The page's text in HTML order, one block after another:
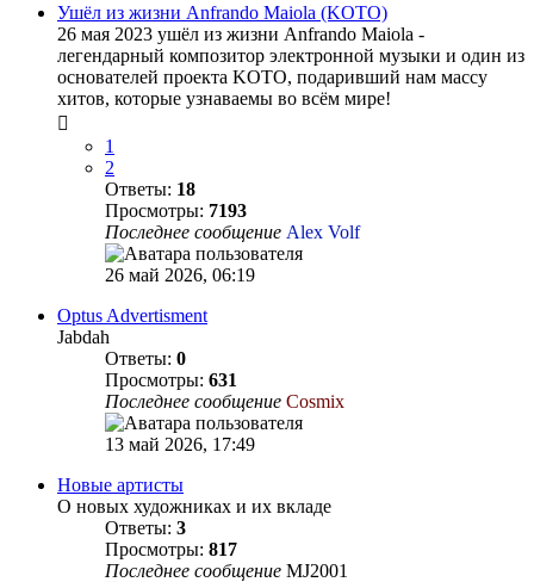
Ушёл из жизни Anfrando Maiola (KOTO)
26 мая 2023 ушёл из жизни Anfrando Maiola -
легендарный композитор электронной музыки и один из
основателей проекта KOTO, подаривший нам массу
хитов, которые узнаваемы во всём мире!
1
2
Ответы: 18
Просмотры: 7193
Последнее сообщение Alex Volf
26 май 2026, 06:19
Optus Advertisment
Jabdah
Ответы: 0
Просмотры: 631
Последнее сообщение Cosmix
13 май 2026, 17:49
Новые артисты
О новых художниках и их вкладе
Ответы: 3
Просмотры: 817
Последнее сообщение MJ2001